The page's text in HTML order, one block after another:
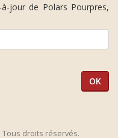
jour de Polars Pourpres,
Tous droits réservés.